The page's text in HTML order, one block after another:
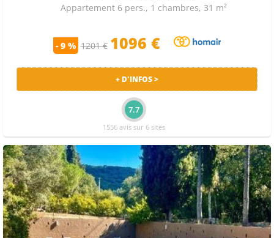
Appartement 6 pers., 1 chambres, 31 m²
- 9 % 1201 € 1096 €
+ D'INFOS >
7.7
1556 avis sur 6 sites